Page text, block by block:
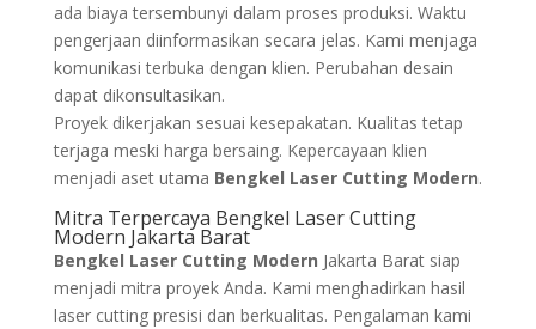
ada biaya tersembunyi dalam proses produksi. Waktu
pengerjaan diinformasikan secara jelas. Kami menjaga
komunikasi terbuka dengan klien. Perubahan desain
dapat dikonsultasikan.
Proyek dikerjakan sesuai kesepakatan. Kualitas tetap
terjaga meski harga bersaing. Kepercayaan klien
menjadi aset utama Bengkel Laser Cutting Modern.
Mitra Terpercaya Bengkel Laser Cutting
Modern Jakarta Barat
Bengkel Laser Cutting Modern Jakarta Barat siap
menjadi mitra proyek Anda. Kami menghadirkan hasil
laser cutting presisi dan berkualitas. Pengalaman kami